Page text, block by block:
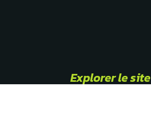
Explorer le site